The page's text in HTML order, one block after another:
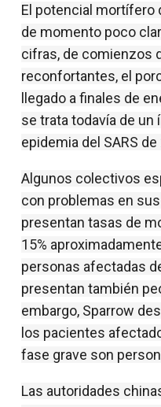
El potencial mortífero
de momento poco
cifras, de comienzos
reconfortantes, el
llegado a finales de
se trata todavía de un
epidemia del SARS de
Algunos colectivos
con problemas en
presentan tasas de
15%
personas afectadas
presentan también
embargo, Sparrow
los pacientes
fase grave son
Las autoridades